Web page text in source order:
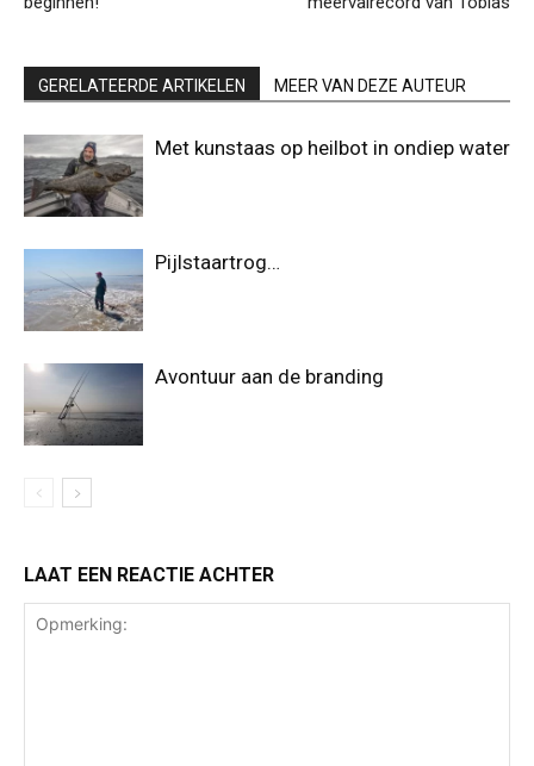
GERELATEERDE ARTIKELEN MEER VAN DEZE AUTEUR
Met kunstaas op heilbot in ondiep water
Pijlstaartrog…
Avontuur aan de branding
LAAT EEN REACTIE ACHTER